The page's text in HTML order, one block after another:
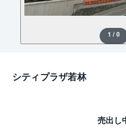
1 / 0
シティプラザ若林
売出し